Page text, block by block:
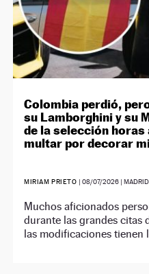
Colombia perdió,
su Lamborghini y su
de la selección horas
multar por decorar
MIRIAM PRIETO | 08/07/2026| MADRID
Muchos aficionados
durante las grandes citas
las modificaciones tienen